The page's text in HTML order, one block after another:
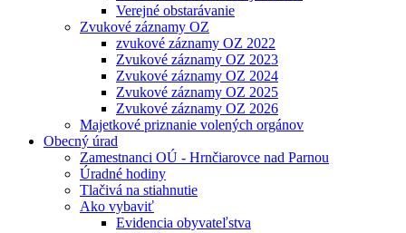
Verejné obstarávanie
Zvukové záznamy OZ
zvukové záznamy OZ 2022
Zvukové záznamy OZ 2023
Zvukové záznamy OZ 2024
Zvukové záznamy OZ 2025
Zvukové záznamy OZ 2026
Majetkové priznanie volených orgánov
Obecný úrad
Zamestnanci OÚ - Hrnčiarovce nad Parnou
Úradné hodiny
Tlačivá na stiahnutie
Ako vybaviť
Evidencia obyvateľstva